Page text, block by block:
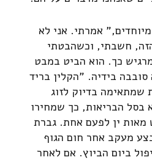
אמרתי. אני לא
חשבתי, וכשהבטתי
כך. הוא הביט במבט
בידיה. "הקלין בריד
שמתאימה בדיוק לזוג
בסל הבריאות, כך שמחירו
ין לפעם אחת. גברת
מעקב אחר חום הגוף
ביום הביוץ. אם לאחר